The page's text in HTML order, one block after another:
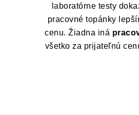
laboratórne testy
pracovné topánky
cenu. Žiadna iná
všetko za prijateľnú